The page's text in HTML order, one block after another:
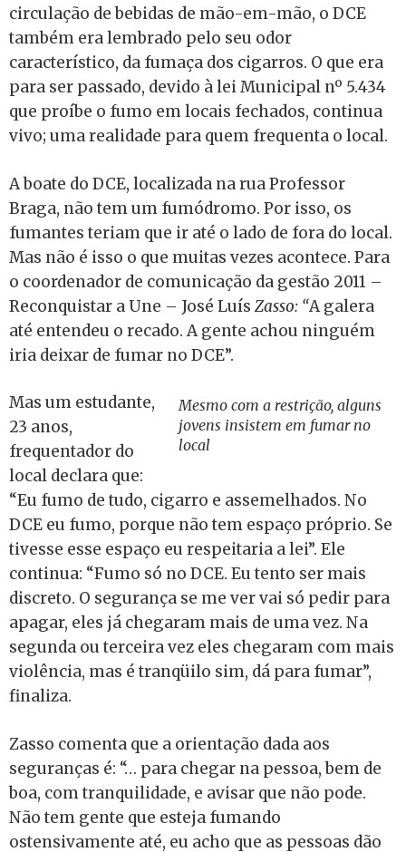
circulação de bebidas de mão-em-mão, o DCE
também era lembrado pelo seu odor
característico, da fumaça dos cigarros. O que era
para ser passado, devido à lei Municipal nº 5.434
que proíbe o fumo em locais fechados, continua
vivo; uma realidade para quem frequenta o local.
A boate do DCE, localizada na rua Professor
Braga, não tem um fumódromo. Por isso, os
fumantes teriam que ir até o lado de fora do local.
Mas não é isso o que muitas vezes acontece. Para
o coordenador de comunicação da gestão 2011 –
Reconquistar a Une – José Luís Zasso: “A galera
até entendeu o recado. A gente achou ninguém
iria deixar de fumar no DCE”.
Mesmo com a restrição, alguns
jovens insistem em fumar no
local
Mas um estudante,
23 anos,
frequentador do
local declara que:
“Eu fumo de tudo, cigarro e assemelhados. No
DCE eu fumo, porque não tem espaço próprio. Se
tivesse esse espaço eu respeitaria a lei”. Ele
continua: “Fumo só no DCE. Eu tento ser mais
discreto. O segurança se me ver vai só pedir para
apagar, eles já chegaram mais de uma vez. Na
segunda ou terceira vez eles chegaram com mais
violência, mas é tranqüilo sim, dá para fumar”,
finaliza.
Zasso comenta que a orientação dada aos
seguranças é: “… para chegar na pessoa, bem de
boa, com tranquilidade, e avisar que não pode.
Não tem gente que esteja fumando
ostensivamente até, eu acho que as pessoas dão